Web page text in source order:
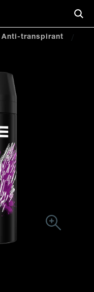
Anti-transpirant